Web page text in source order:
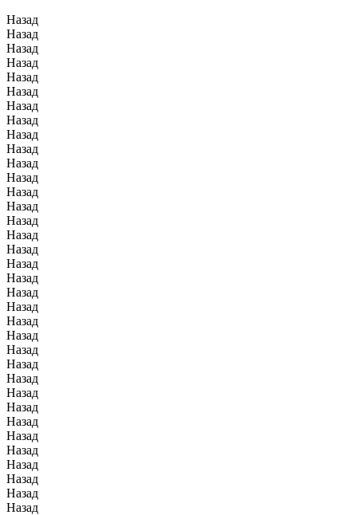
Назад
Назад
Назад
Назад
Назад
Назад
Назад
Назад
Назад
Назад
Назад
Назад
Назад
Назад
Назад
Назад
Назад
Назад
Назад
Назад
Назад
Назад
Назад
Назад
Назад
Назад
Назад
Назад
Назад
Назад
Назад
Назад
Назад
Назад
Назад